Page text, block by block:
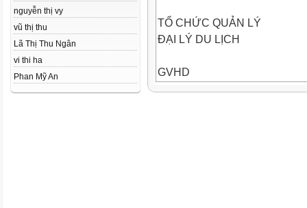
nguyễn thị vy
vũ thị thu
Lã Thị Thu Ngân
vi thi ha
Phan Mỹ An
TỔ CHỨC QUẢN LÝ
ĐẠI LÝ DU LỊCH
GVHD